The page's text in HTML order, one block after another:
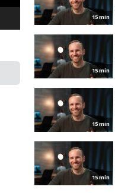
15 min
15 min
15 min
15 min